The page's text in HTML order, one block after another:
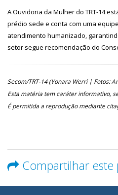
A Ouvidoria da Mulher do TRT-14
prédio sede e conta com uma
atendimento humanizado,
setor segue recomendação do
Secom/TRT-14 (Yonara Werri | Fotos:
Esta matéria tem caráter informativo,
É permitida a reprodução mediante
Compartilhar este